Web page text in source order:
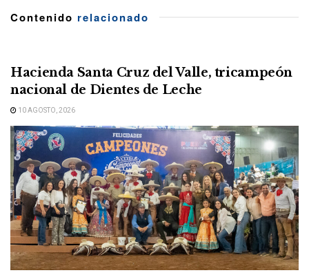
Contenido relacionado
Hacienda Santa Cruz del Valle, tricampeón
nacional de Dientes de Leche
10 AGOSTO, 2026